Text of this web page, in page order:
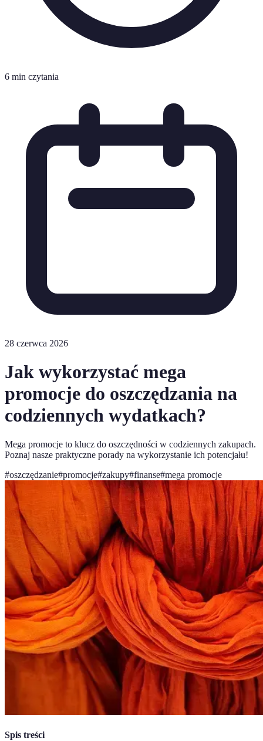
6 min czytania
28 czerwca 2026
Jak wykorzystać mega
promocje do oszczędzania na
codziennych wydatkach?
Mega promocje to klucz do oszczędności w codziennych zakupach.
Poznaj nasze praktyczne porady na wykorzystanie ich potencjału!
#oszczędzanie#promocje#zakupy#finanse#mega promocje
Spis treści